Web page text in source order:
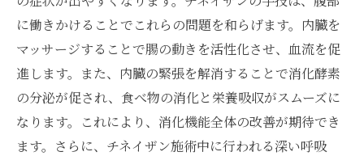
に働きかけることでこれらの問題を和らげます。内臓を
マッサージすることで腸の動きを活性化させ、血流を促
進します。また、内臓の緊張を解消することで消化酵素
の分泌が促され、食べ物の消化と栄養吸収がスムーズに
なります。これにより、消化機能全体の改善が期待でき
ます。さらに、チネイザン施術中に行われる深い呼吸